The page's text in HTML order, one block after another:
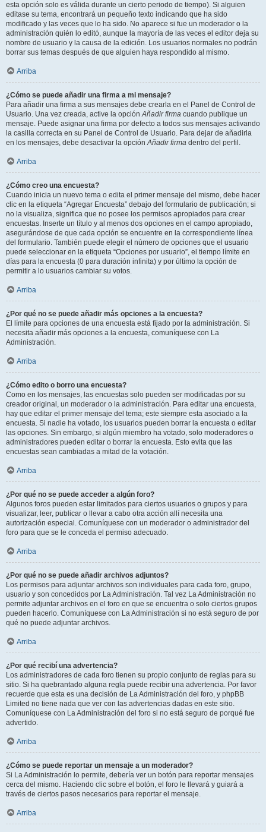
esta opción solo es válida durante un cierto periodo de tiempo). Si alguien
editase su tema, encontrará un pequeño texto indicando que ha sido
modificado y las veces que lo ha sido. No aparece si fue un moderador o la
administración quién lo editó, aunque la mayoría de las veces el editor deja su
nombre de usuario y la causa de la edición. Los usuarios normales no podrán
borrar sus temas después de que alguien haya respondido al mismo.
Arriba
¿Cómo se puede añadir una firma a mi mensaje?
Para añadir una firma a sus mensajes debe crearla en el Panel de Control de
Usuario. Una vez creada, active la opciónAñadir firma cuando publique un
mensaje. Puede asignar una firma por defecto a todos sus mensajes activando
la casilla correcta en su Panel de Control de Usuario. Para dejar de añadirla
en los mensajes, debe desactivar la opciónAñadir firma dentro del perfil.
Arriba
¿Cómo creo una encuesta?
Cuando inicia un nuevo tema o edita el primer mensaje del mismo, debe hacer
clic en la etiqueta “Agregar Encuesta” debajo del formulario de publicación; si
no la visualiza, significa que no posee los permisos apropiados para crear
encuestas. Inserte un título y al menos dos opciones en el campo apropiado,
asegurándose de que cada opción se encuentre en la correspondiente línea
del formulario. También puede elegir el número de opciones que el usuario
puede seleccionar en la etiqueta “Opciones por usuario”, el tiempo límite en
días para la encuesta (0 para duración infinita) y por último la opción de
permitir a lo usuarios cambiar su votos.
Arriba
¿Por qué no se puede añadir más opciones a la encuesta?
El límite para opciones de una encuesta está fijado por la administración. Si
necesita añadir más opciones a la encuesta, comuníquese con La
Administración.
Arriba
¿Cómo edito o borro una encuesta?
Como en los mensajes, las encuestas solo pueden ser modificadas por su
creador original, un moderador o la administración. Para editar una encuesta,
hay que editar el primer mensaje del tema; este siempre esta asociado a la
encuesta. Si nadie ha votado, los usuarios pueden borrar la encuesta o editar
las opciones. Sin embargo, si algún miembro ha votado, solo moderadores o
administradores pueden editar o borrar la encuesta. Esto evita que las
encuestas sean cambiadas a mitad de la votación.
Arriba
¿Por qué no se puede acceder a algún foro?
Algunos foros pueden estar limitados para ciertos usuarios o grupos y para
visualizar, leer, publicar o llevar a cabo otra acción allí necesita una
autorización especial. Comuníquese con un moderador o administrador del
foro para que se le conceda el permiso adecuado.
Arriba
¿Por qué no se puede añadir archivos adjuntos?
Los permisos para adjuntar archivos son individuales para cada foro, grupo,
usuario y son concedidos por La Administración. Tal vez La Administración no
permite adjuntar archivos en el foro en que se encuentra o solo ciertos grupos
pueden hacerlo. Comuníquese con La Administración si no está seguro de por
qué no puede adjuntar archivos.
Arriba
¿Por qué recibí una advertencia?
Los administradores de cada foro tienen su propio conjunto de reglas para su
sitio. Si ha quebrantado alguna regla puede recibir una advertencia. Por favor
recuerde que esta es una decisión de La Administración del foro, y phpBB
Limited no tiene nada que ver con las advertencias dadas en este sitio.
Comuníquese con La Administración del foro si no está seguro de porqué fue
advertido.
Arriba
¿Cómo se puede reportar un mensaje a un moderador?
Si La Administración lo permite, debería ver un botón para reportar mensajes
cerca del mismo. Haciendo clic sobre el botón, el foro le llevará y guiará a
través de ciertos pasos necesarios para reportar el mensaje.
Arriba